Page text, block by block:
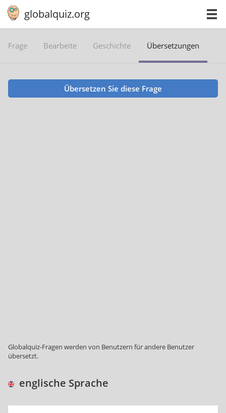
globalquiz.org
Frage Bearbeite Geschichte Übersetzungen
Übersetzen Sie diese Frage
Globalquiz-Fragen werden von Benutzern für andere Benutzer
übersetzt.
englische Sprache